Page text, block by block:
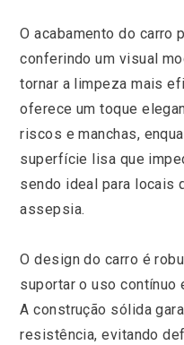
O acabamento do carro
conferindo um visual
tornar a limpeza mais
oferece um toque
riscos e manchas,
superfície lisa que
sendo ideal para locais
assepsia.
O design do carro é
suportar o uso
A construção sólida
resistência, evitando